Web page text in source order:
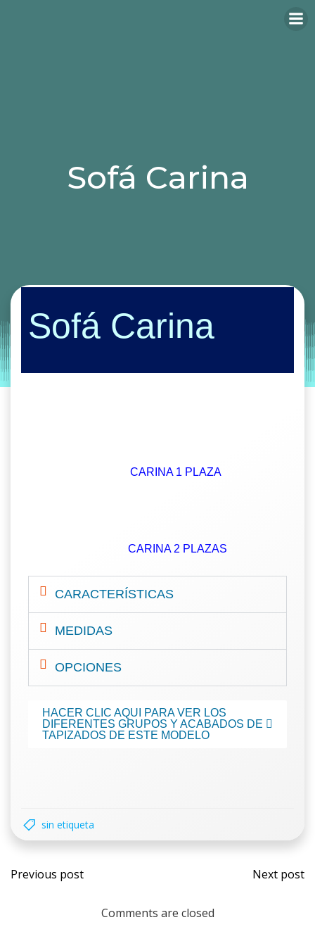
Sofá Carina
by Entorno | on octubre 3, 2019
Sofá Carina
CARINA 1 PLAZA
CARINA 2 PLAZAS
CARACTERÍSTICAS
MEDIDAS
OPCIONES
HACER CLIC AQUI PARA VER LOS
DIFERENTES GRUPOS Y ACABADOS DE
TAPIZADOS DE ESTE MODELO
sin etiqueta
Previous post Next post
Comments are closed